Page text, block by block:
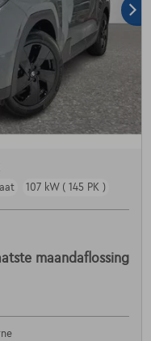
107 kW ( 145 PK )
maandaflossing